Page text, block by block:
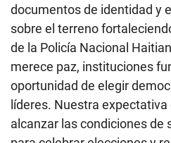
documentos de identidad y
sobre el terreno
de la Policía Nacional
merece paz, instituciones
oportunidad de elegir
líderes. Nuestra expectativa
alcanzar las condiciones de